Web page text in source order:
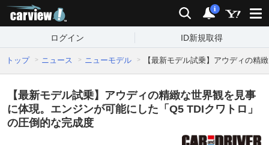
検索 通知
i
ログイン ID新規取得
トップ ニュース ニューモデル 【最新モデル試乗】アウディの精
【最新モデル試乗】アウディの精緻な世界観を見事
に体現。エンジンが可能にした「Q5 TDIクワトロ」
の圧倒的な完成度